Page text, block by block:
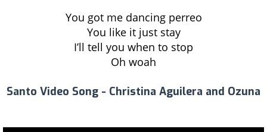
You got me dancing perreo
You like it just stay
I’ll tell you when to stop
Oh woah
Santo Video Song - Christina Aguilera and Ozuna